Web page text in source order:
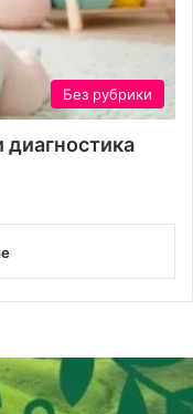
Без рубрики